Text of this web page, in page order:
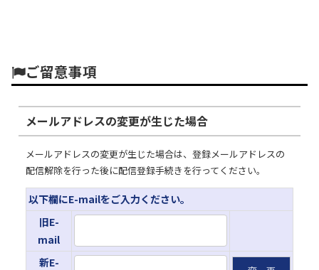
ご留意事項
メールアドレスの変更が生じた場合
メールアドレスの変更が生じた場合は、登録メールアドレスの
配信解除を行った後に配信登録手続きを行ってください。
以下欄にE-mailをご入力ください。
旧E-
mail
新E-